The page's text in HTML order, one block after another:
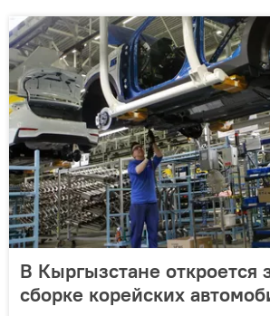
В Кыргызстане откроется
сборке корейских